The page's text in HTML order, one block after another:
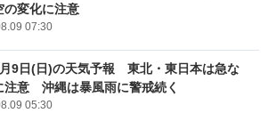
の変化に注意
07:30
9日(日)の天気予報 東北・東日本は急な
注意 沖縄は暴風雨に警戒続く
05:30